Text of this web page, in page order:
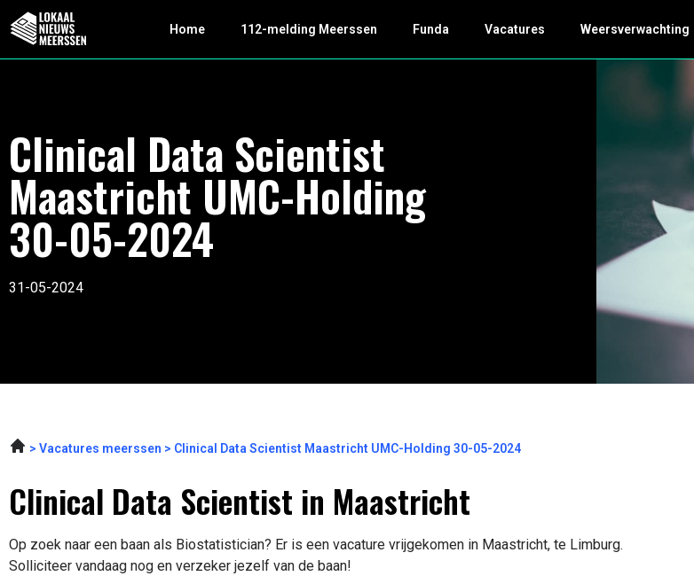
Home 112-melding Meerssen Funda Vacatures Weersverwachting
Clinical Data Scientist
Maastricht UMC-Holding
30-05-2024
31-05-2024
Vacatures meerssen Clinical Data Scientist Maastricht UMC-Holding 30-05-2024
Clinical Data Scientist in Maastricht
Op zoek naar een baan als Biostatistician? Er is een vacature vrijgekomen in Maastricht, te Limburg.
Solliciteer vandaag nog en verzeker jezelf van de baan!